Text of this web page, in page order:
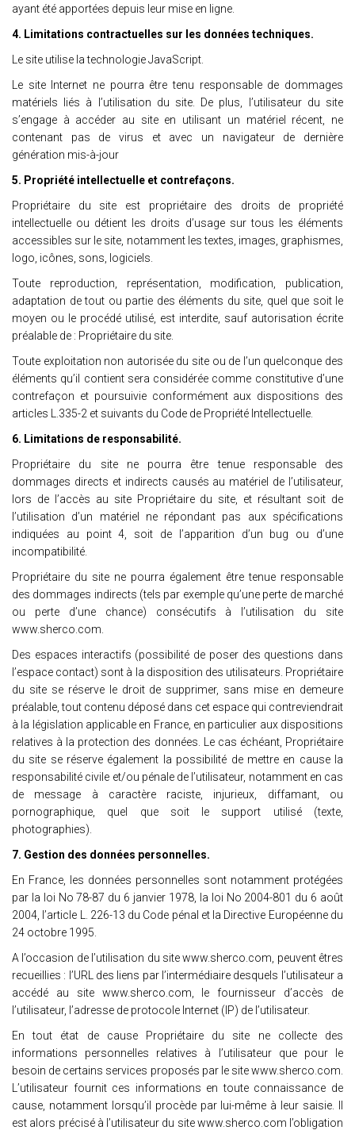
ayant été apportées depuis leur mise en ligne.
4. Limitations contractuelles sur les données techniques.
Le site utilise la technologie JavaScript.
Le site Internet ne pourra être tenu responsable de dommages
matériels liés à l’utilisation du site. De plus, l’utilisateur du site
s’engage à accéder au site en utilisant un matériel récent, ne
contenant pas de virus et avec un navigateur de dernière
génération mis-à-jour
5. Propriété intellectuelle et contrefaçons.
Propriétaire du site est propriétaire des droits de propriété
intellectuelle ou détient les droits d’usage sur tous les éléments
accessibles sur le site, notamment les textes, images, graphismes,
logo, icônes, sons, logiciels.
Toute reproduction, représentation, modification, publication,
adaptation de tout ou partie des éléments du site, quel que soit le
moyen ou le procédé utilisé, est interdite, sauf autorisation écrite
préalable de : Propriétaire du site.
Toute exploitation non autorisée du site ou de l’un quelconque des
éléments qu’il contient sera considérée comme constitutive d’une
contrefaçon et poursuivie conformément aux dispositions des
articles L.335-2 et suivants du Code de Propriété Intellectuelle.
6. Limitations de responsabilité.
Propriétaire du site ne pourra être tenue responsable des
dommages directs et indirects causés au matériel de l’utilisateur,
lors de l’accès au site Propriétaire du site, et résultant soit de
l’utilisation d’un matériel ne répondant pas aux spécifications
indiquées au point 4, soit de l’apparition d’un bug ou d’une
incompatibilité.
Propriétaire du site ne pourra également être tenue responsable
des dommages indirects (tels par exemple qu’une perte de marché
ou perte d’une chance) consécutifs à l’utilisation du site
www.sherco.com.
Des espaces interactifs (possibilité de poser des questions dans
l’espace contact) sont à la disposition des utilisateurs. Propriétaire
du site se réserve le droit de supprimer, sans mise en demeure
préalable, tout contenu déposé dans cet espace qui contreviendrait
à la législation applicable en France, en particulier aux dispositions
relatives à la protection des données. Le cas échéant, Propriétaire
du site se réserve également la possibilité de mettre en cause la
responsabilité civile et/ou pénale de l’utilisateur, notamment en cas
de message à caractère raciste, injurieux, diffamant, ou
pornographique, quel que soit le support utilisé (texte,
photographies).
7. Gestion des données personnelles.
En France, les données personnelles sont notamment protégées
par la loi No 78-87 du 6 janvier 1978, la loi No 2004-801 du 6 août
2004, l’article L. 226-13 du Code pénal et la Directive Européenne du
24 octobre 1995.
A l’occasion de l’utilisation du site www.sherco.com, peuvent êtres
recueillies : l’URL des liens par l’intermédiaire desquels l’utilisateur a
accédé au site www.sherco.com, le fournisseur d’accès de
l’utilisateur, l’adresse de protocole Internet (IP) de l’utilisateur.
En tout état de cause Propriétaire du site ne collecte des
informations personnelles relatives à l’utilisateur que pour le
besoin de certains services proposés par le site www.sherco.com.
L’utilisateur fournit ces informations en toute connaissance de
cause, notamment lorsqu’il procède par lui-même à leur saisie. Il
est alors précisé à l’utilisateur du site www.sherco.com l’obligation